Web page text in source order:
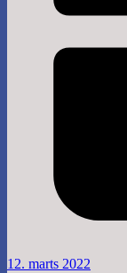
12. marts 2022